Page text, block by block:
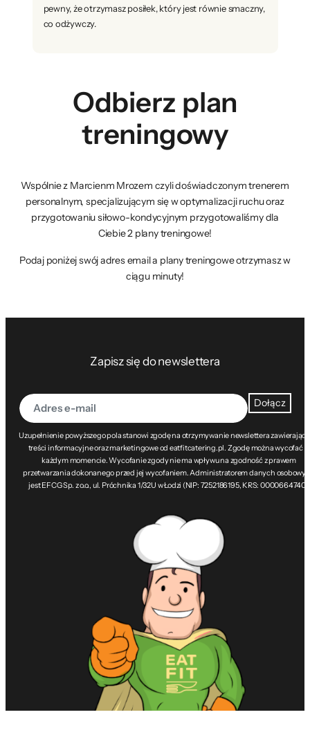
pewny, że otrzymasz posiłek, który jest równie smaczny,
co odżywczy.
Odbierz plan
treningowy
Wspólnie z Marcienm Mrozem czyli doświadczonym trenerem
personalnym, specjalizującym się w optymalizacji ruchu oraz
przygotowaniu siłowo-kondycyjnym przygotowaliśmy dla
Ciebie 2 plany treningowe!
Podaj poniżej swój adres email a plany treningowe otrzymasz w
ciągu minuty!
Zapisz się do newslettera
Uzupełnienie powyższego pola stanowi zgodę na otrzymywanie newslettera
treści informacyjne oraz marketingowe od eatfitcatering.pl. Zgodę można wycofać w
każdym momencie. Wycofanie zgody nie ma wpływu na zgodność z prawem
przetwarzania dokonanego przed jej wycofaniem. Administratorem danych
jest EFCG Sp. z o.o., ul. Próchnika 1/32U w Łodzi (NIP: 7252186195, KRS: 0000664740).
Dołącz